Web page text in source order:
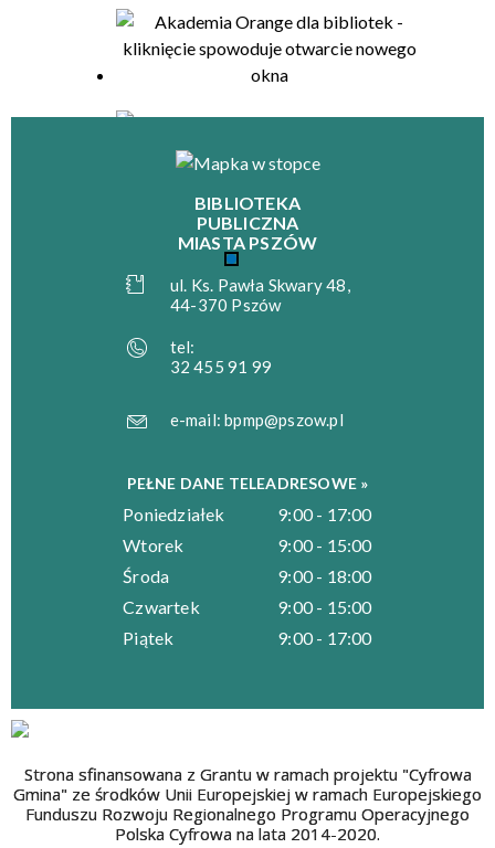
BIBLIOTEKA
PUBLICZNA
MIASTA PSZÓW
ul. Ks. Pawła Skwary 48,
44-370 Pszów
tel:
32 455 91 99
e-mail:bpmp@pszow.pl
PEŁNE DANE TELEADRESOWE »
Poniedziałek
9:00 - 17:00
Wtorek
9:00 - 15:00
Środa
9:00 - 18:00
Czwartek
9:00 - 15:00
Piątek
9:00 - 17:00
Strona sfinansowana z Grantu w ramach projektu "Cyfrowa
Gmina" ze środków Unii Europejskiej w ramach Europejskiego
Funduszu Rozwoju Regionalnego Programu Operacyjnego
Polska Cyfrowa na lata 2014-2020.